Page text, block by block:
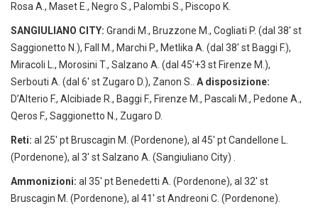
Rosa A., Maset E., Negro S., Palombi S., Piscopo K.
SANGIULIANO CITY: Grandi M., Bruzzone M., Cogliati P. (dal 38′ st
Saggionetto N.), Fall M., Marchi P., Metlika A. (dal 38′ st Baggi F.),
Miracoli L., Morosini T., Salzano A. (dal 45’+3 st Firenze M.),
Serbouti A. (dal 6′ st Zugaro D.), Zanon S.. A disposizione:
D’Alterio F., Alcibiade R., Baggi F., Firenze M., Pascali M., Pedone A.,
Qeros F., Saggionetto N., Zugaro D.
Reti: al 25′ pt Bruscagin M. (Pordenone), al 45′ pt Candellone L.
(Pordenone), al 3′ st Salzano A. (Sangiuliano City) .
Ammonizioni: al 35′ pt Benedetti A. (Pordenone), al 32′ st
Bruscagin M. (Pordenone), al 41′ st Andreoni C. (Pordenone).